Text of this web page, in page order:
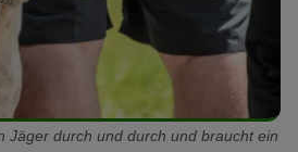
Jäger durch und durch und braucht ein